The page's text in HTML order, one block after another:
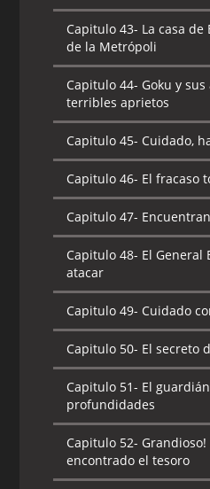
Capitulo 43- La casa de
de la Metrópoli
Capitulo 44- Goku y
terribles aprietos
Capitulo 45- Cuidado,
Capitulo 46- El fracaso
Capitulo 47-
Capitulo 48- El General
atacar
Capitulo 49- Cuidado
Capitulo 50- El secreto
Capitulo 51- El
profundidades
Capitulo 52- Grandioso!
encontrado el tesoro